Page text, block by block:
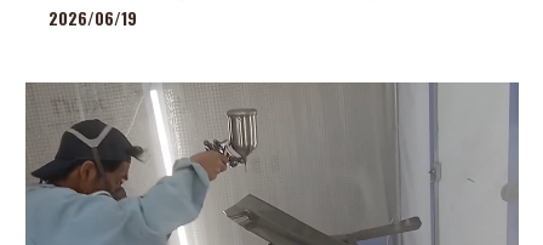
2026/06/19